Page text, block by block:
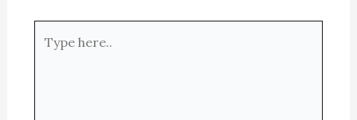
here..